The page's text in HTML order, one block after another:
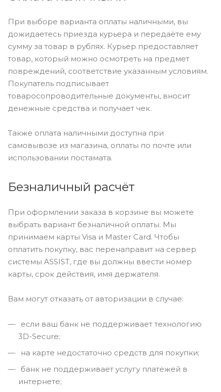
При выборе варианта оплаты наличными, вы
дожидаетесь приезда курьера и передаёте ему
сумму за товар в рублях. Курьер предоставляет
товар, который можно осмотреть на предмет
повреждений, соответствие указанным условиям.
Покупатель подписывает
товаросопроводительные документы, вносит
денежные средства и получает чек.
Также оплата наличными доступна при
самовывозе из магазина, оплаты по почте или
использовании постамата.
Безналичный расчёт
При оформлении заказа в корзине вы можете
выбрать вариант безналичной оплаты. Мы
принимаем карты Visa и Master Card. Чтобы
оплатить покупку, вас перенаправит на сервер
системы ASSIST, где вы должны ввести номер
карты, срок действия, имя держателя.
Вам могут отказать от авторизации в случае:
если ваш банк не поддерживает технологию
3D-Secure;
на карте недостаточно средств для покупки;
банк не поддерживает услугу платежей в
интернете;